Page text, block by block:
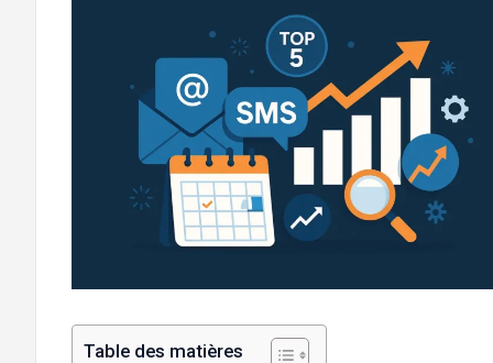
Table des matières